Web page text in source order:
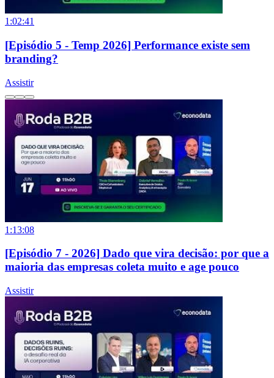
1:02:41
[Episódio 5 - Temp 2026] Performance existe sem
branding?
Assistir
1:13:08
[Episódio 7 - 2026] Dado que vira decisão: por que a
maioria das empresas coleta muito e age pouco
Assistir